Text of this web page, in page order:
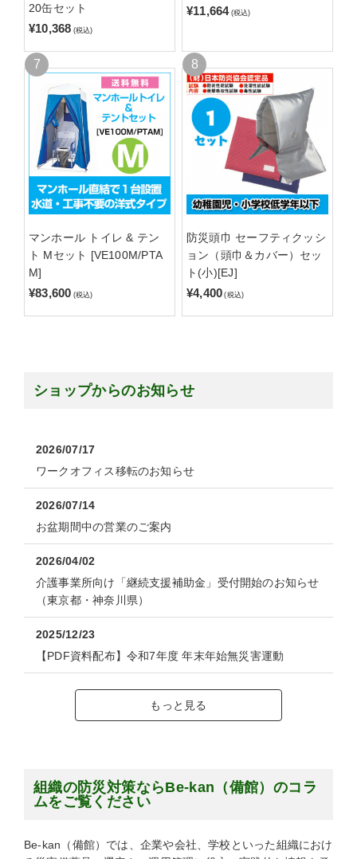
20缶セット
¥10,368 (税込)
¥11,664 (税込)
マンホール トイレ & テン
ト Mセット [VE100M/PTA
M]
¥83,600 (税込)
防災頭巾 セーフティクッシ
ョン（頭巾＆カバー）セッ
ト(小)[EJ]
¥4,400 (税込)
ショップからのお知らせ
2026/07/17
ワークオフィス移転のお知らせ
2026/07/14
お盆期間中の営業のご案内
2026/04/02
介護事業所向け「継続支援補助金」受付開始のお知らせ
（東京都・神奈川県）
2025/12/23
【PDF資料配布】令和7年度 年末年始無災害運動
もっと見る
組織の防災対策ならBe-kan（備館）のコラ
ムをご覧ください
Be-kan（備館）では、企業や会社、学校といった組織におけ